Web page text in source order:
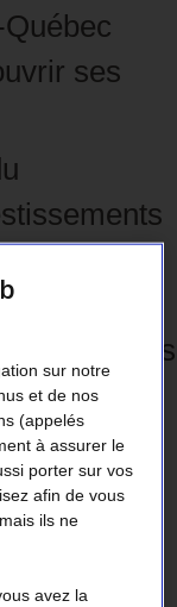
ses
et la
des
se
clientèle,
des
sur notre
et de nos
(appelés
à assurer le
porter sur vos
afin de vous
ils ne
avez la